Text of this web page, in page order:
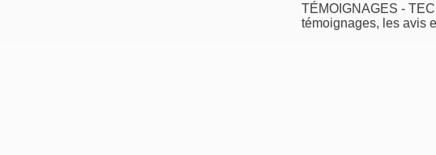
TÉMOIGNAGES -
témoignages, les avis